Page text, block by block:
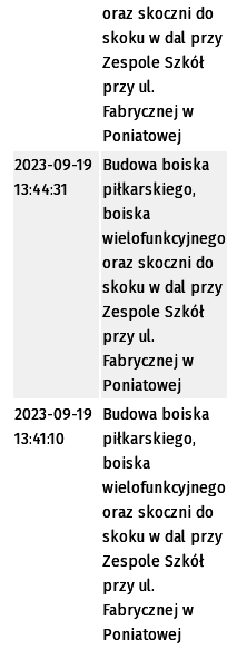
oraz skoczni do
skoku w dal przy
Zespole Szkół
przy ul.
Fabrycznej w
Poniatowej
2023-09-19
13:44:31
Budowa boiska
piłkarskiego,
boiska
wielofunkcyjnego
oraz skoczni do
skoku w dal przy
Zespole Szkół
przy ul.
Fabrycznej w
Poniatowej
2023-09-19
13:41:10
Budowa boiska
piłkarskiego,
boiska
wielofunkcyjnego
oraz skoczni do
skoku w dal przy
Zespole Szkół
przy ul.
Fabrycznej w
Poniatowej